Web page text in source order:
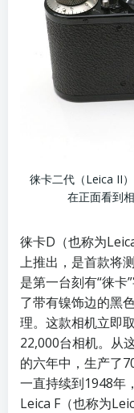
徕卡二代（Leica II
在正面看到
徕卡D（也称为
上推出，是首款将
是第一台刻有“徕
了带有镍饰边的黑
理。这款相机立即
22,000台相机。从
的六年中，生产了
一直持续到1948年
Leica F（也称为